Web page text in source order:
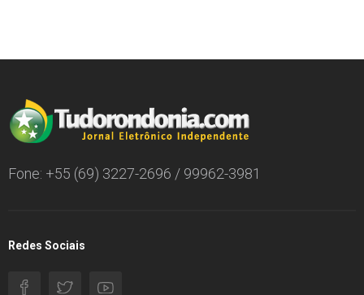
Fone: +55 (69) 3227-2696 / 99962-3981
Redes Sociais